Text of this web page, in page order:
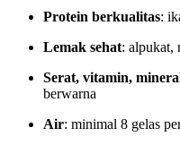
Protein berkualitas:
Lemak sehat: alpukat,
Serat, vitamin,
berwarna
Air: minimal 8 gelas